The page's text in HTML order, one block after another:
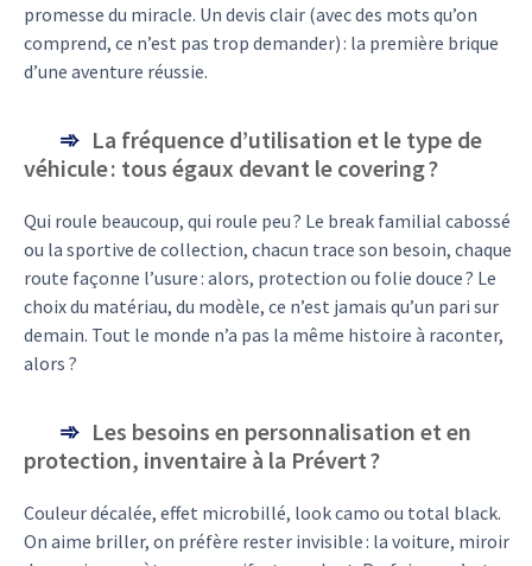
promesse du miracle. Un devis clair (avec des mots qu’on
comprend, ce n’est pas trop demander) : la première brique
d’une aventure réussie.
La fréquence d’utilisation et le type de
véhicule : tous égaux devant le covering ?
Qui roule beaucoup, qui roule peu ? Le break familial cabossé
ou la sportive de collection, chacun trace son besoin, chaque
route façonne l’usure : alors, protection ou folie douce ? Le
choix du matériau, du modèle, ce n’est jamais qu’un pari sur
demain. Tout le monde n’a pas la même histoire à raconter,
alors ?
Les besoins en personnalisation et en
protection, inventaire à la Prévert ?
Couleur décalée, effet microbillé, look camo ou total black.
On aime briller, on préfère rester invisible : la voiture, miroir